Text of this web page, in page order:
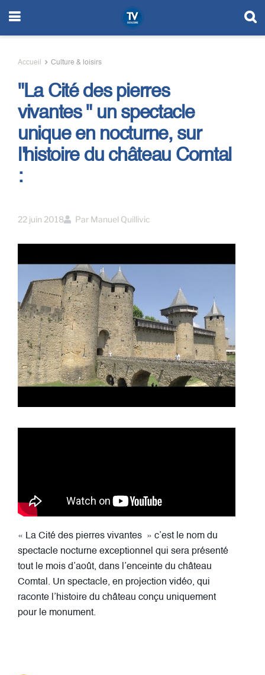
Accueil Culture & loisirs
"La Cité des pierres
vivantes " un spectacle
unique en nocturne, sur
l'histoire du château Comtal
:
22 juin 2018 Par Manuel Quillivic
« La Cité des pierres vivantes » c’est le nom du
spectacle nocturne exceptionnel qui sera présenté
tout le mois d’août, dans l’enceinte du château
Comtal. Un spectacle, en projection vidéo, qui
raconte l’histoire du château conçu uniquement
pour le monument.